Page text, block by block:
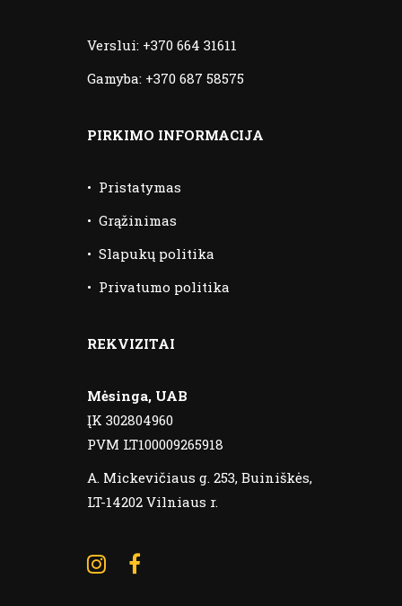
Verslui: +370 664 31611
Gamyba: +370 687 58575
PIRKIMO INFORMACIJA
• Pristatymas
• Grąžinimas
• Slapukų politika
• Privatumo politika
REKVIZITAI
Mėsinga, UAB
ĮK 302804960
PVM LT100009265918
A. Mickevičiaus g. 253, Buiniškės,
LT-14202 Vilniaus r.